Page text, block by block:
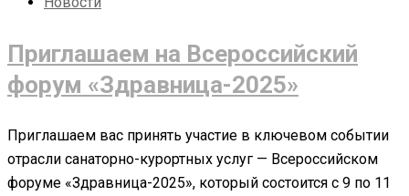
Приглашаем на Всероссийский
форум «Здравница-2025»
Приглашаем вас принять участие в ключевом событии
отрасли санаторно-курортных услуг — Всероссийском
форуме «Здравница-2025», который состоится с 9 по 11